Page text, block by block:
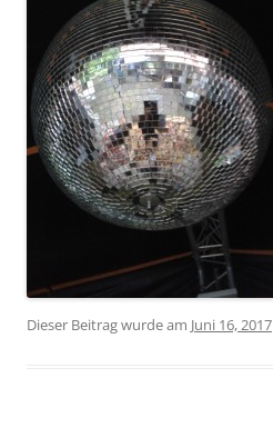
Dieser Beitrag wurde am Juni 16, 2017